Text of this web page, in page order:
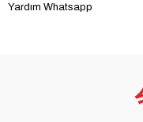
Yardım Whatsapp